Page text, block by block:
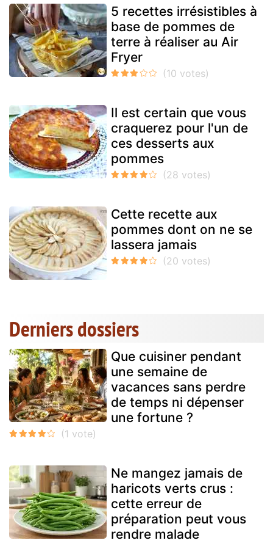
5 recettes irrésistibles à
base de pommes de
terre à réaliser au Air
Fryer
Il est certain que vous
craquerez pour l'un de
ces desserts aux
pommes
Cette recette aux
pommes dont on ne se
lassera jamais
Derniers dossiers
Que cuisiner pendant
une semaine de
vacances sans perdre
de temps ni dépenser
une fortune ?
Ne mangez jamais de
haricots verts crus :
cette erreur de
préparation peut vous
rendre malade